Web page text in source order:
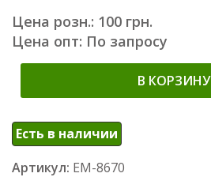
Цена розн.: 100 грн.
Цена опт: По запросу
В КОРЗИНУ
Есть в наличии
Артикул: ЕМ-8670